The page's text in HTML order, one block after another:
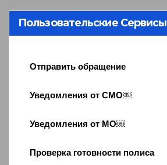
Пользовательские Сервисы
Отправить обращение
Уведомления от СМО￼
Уведомления от МО￼
Проверка готовности полиса